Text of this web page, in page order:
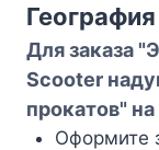
Для заказа
Scooter
прокатов"
Оформите